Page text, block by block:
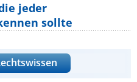
jeder
sollte